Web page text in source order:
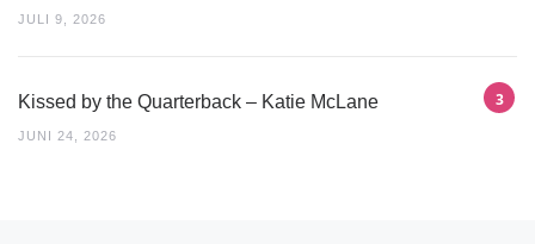
JULI 9, 2026
Kissed by the Quarterback – Katie McLane
JUNI 24, 2026